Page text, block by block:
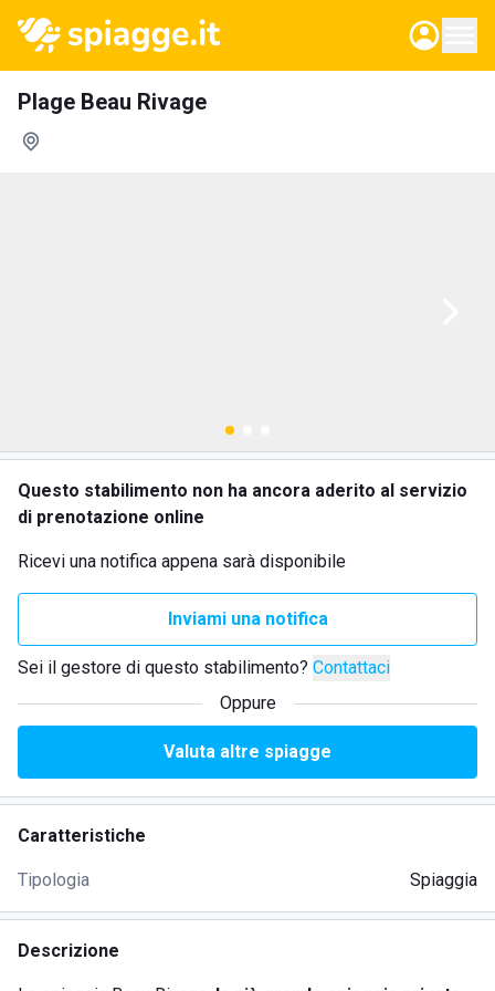
Plage Beau Rivage
Questo stabilimento non ha ancora aderito al servizio
di prenotazione online
Ricevi una notifica appena sarà disponibile
Inviami una notifica
Sei il gestore di questo stabilimento? Contattaci
Oppure
Valuta altre spiagge
Caratteristiche
Tipologia Spiaggia
Descrizione